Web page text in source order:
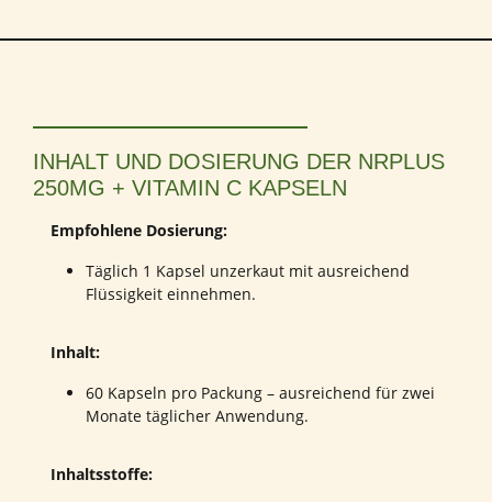
INHALT UND DOSIERUNG DER NRPLUS
250MG + VITAMIN C KAPSELN
Empfohlene Dosierung:
Täglich 1 Kapsel unzerkaut mit ausreichend
Flüssigkeit einnehmen.
Inhalt:
60 Kapseln pro Packung – ausreichend für zwei
Monate täglicher Anwendung.
Inhaltsstoffe: